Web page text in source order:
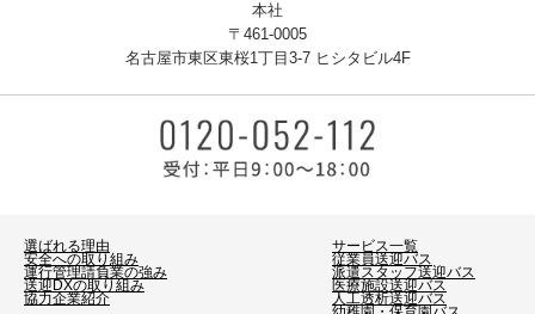
選ばれる理由
安全への取り組み
運行管理請負業の強み
送迎DXの取り組み
協力企業紹介
サービス一覧
従業員送迎バス
派遣スタッフ送迎バス
医療施設送迎バス
人工透析送迎バス
幼稚園・保育園バス
本社
〒461-0005
名古屋市東区東桜1丁目3-7 ヒシタビル4F